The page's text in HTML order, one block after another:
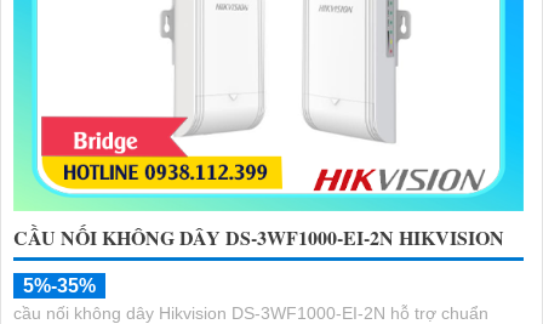
CẦU NỐI KHÔNG DÂY DS-3WF1000-EI-2N HIKVISION
5%-35%
cầu nối không dây Hikvision DS-3WF1000-EI-2N hỗ trợ chuẩn